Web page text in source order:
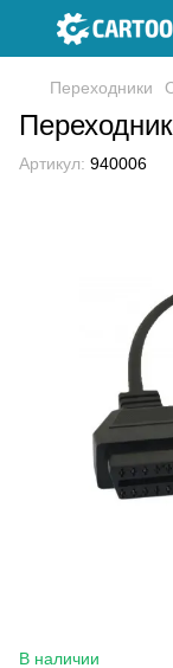
Переходники
Артикул: 940006
В наличии